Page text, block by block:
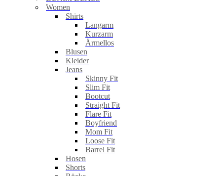
Women
Shirts
Langarm
Kurzarm
Ärmellos
Blusen
Kleider
Jeans
Skinny Fit
Slim Fit
Bootcut
Straight Fit
Flare Fit
Boyfriend
Mom Fit
Loose Fit
Barrel Fit
Hosen
Shorts